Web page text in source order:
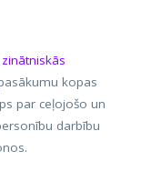
kopas
par ceļojošo un
darbību